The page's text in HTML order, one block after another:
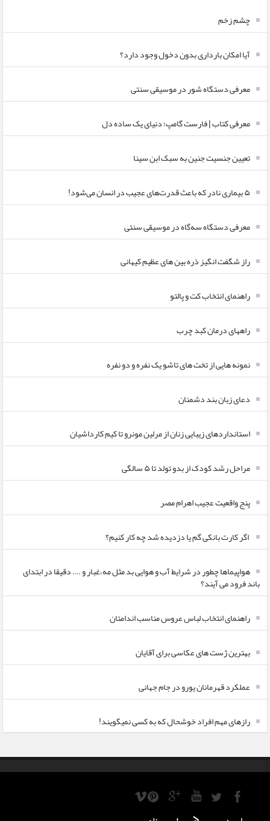
چشم زخم
آیا امکان بارداری بدون دخول وجود دارد؟
معرفی دستگاه شور در موسیقی سنتی
معرفی کتاب | فارست گامپ؛ دنیای یک ساده دل
تعیین جنسیت جنین به سبک ابن سینا
۵ بیماری نادر که باعث قدرت‌های عجیب در انسان می‌شود!
معرفی دستگاه سه‌گاه در موسیقی سنتی
راز شگفت انگیز ذره بین های عظیم کیهانی
راهنمای انتخاب کت و پالتو
راههای درمان کبد چرب
نمونه هایی از تخت های تاشو یک نفره و دو نفره
دعای زبان بند دشمنان
استانداردهای زیبایی زنان از مرلین مونرو تا کیم کارداشیان
مراحل رشد کودک از بدو تولد تا ۵ سالگی
پنج واقعیت عجیب اهرام مصر
اگر کارت بانکی گم یا دزدیده شد چه کار کنیم؟
هواپیماها چطور در شرایط آب و هوایی بد مثل مه،غبار و …. دقیقا در ابتدای
باند فرود می آیند؟
راهنمای انتخاب لباس عروس مناسب اندامتان
بهترین ژست های عکاسی برای آقایان
عملکرد قهرمانان یورو در جام جهانی
رازهای مهم افراد خوشحال که به کسی نمیگویند!